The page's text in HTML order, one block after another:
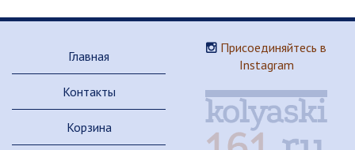
Главная
Контакты
Корзина
Присоединяйтесь в
Instagram